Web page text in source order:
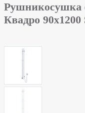
Рушникосушка
Квадро 90х1200